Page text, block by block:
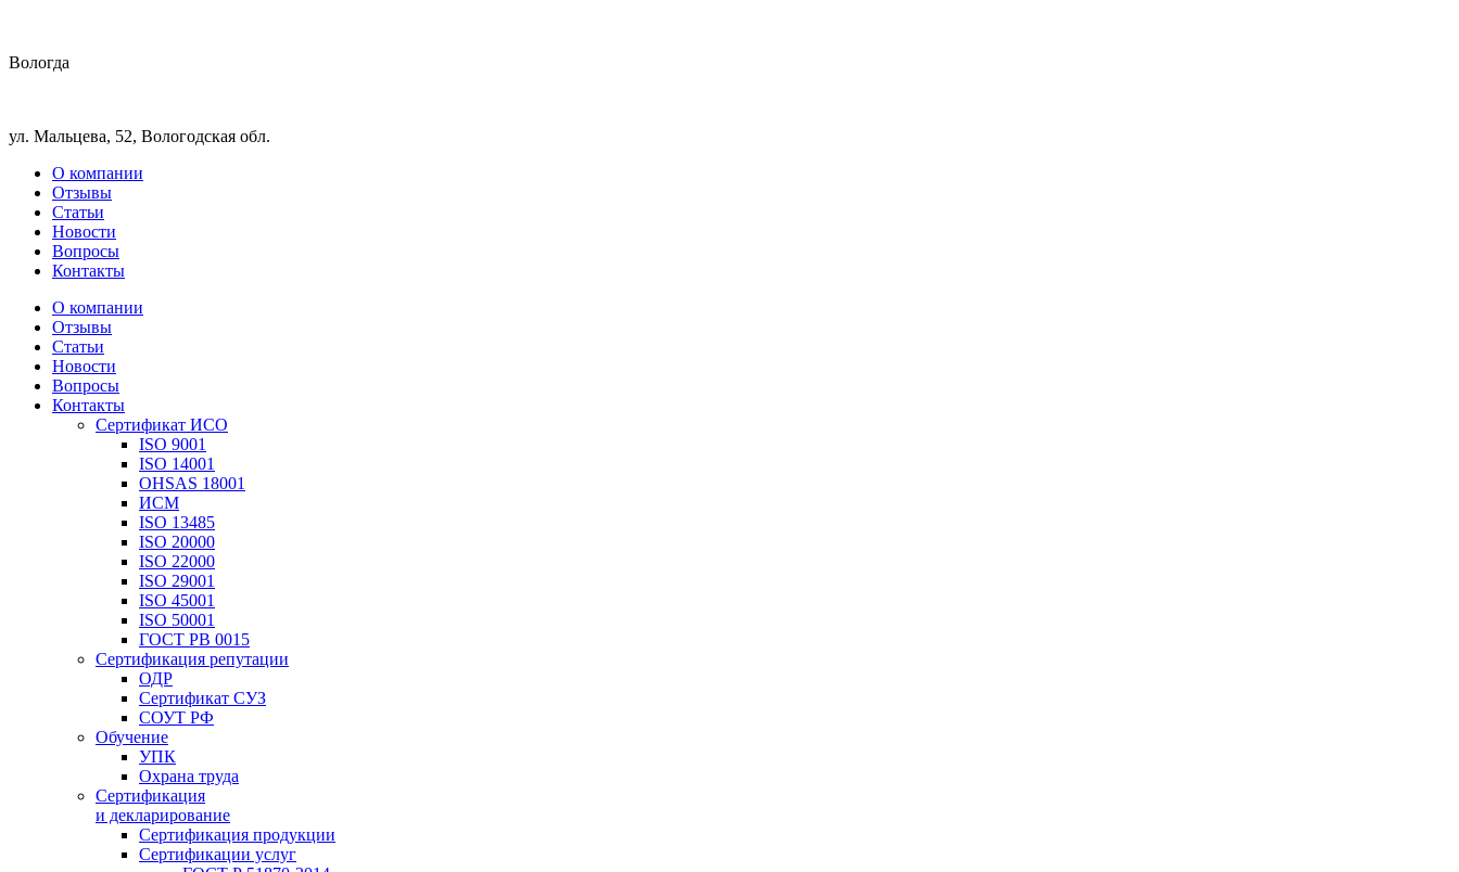
Вологда
ул. Мальцева, 52, Вологодская обл.
О компании
Отзывы
Статьи
Новости
Вопросы
Контакты
О компании
Отзывы
Статьи
Новости
Вопросы
Контакты
Сертификат ИСО
ISO 9001
ISO 14001
OHSAS 18001
ИСМ
ISO 13485
ISO 20000
ISO 22000
ISO 29001
ISO 45001
ISO 50001
ГОСТ РВ 0015
Сертификация репутации
ОДР
Сертификат СУЗ
СОУТ РФ
Обучение
УПК
Охрана труда
Сертификация
и декларирование
Сертификация продукции
Сертификации услуг